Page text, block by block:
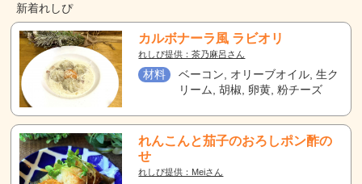
新着れしぴ
カルボナーラ風 ラビオリ
れしぴ提供：茶乃麻呂さん
材料
ベーコン, オリーブオイル, 生ク
リーム, 胡椒, 卵黄, 粉チーズ
れんこんと茄子のおろしポン酢の
せ
れしぴ提供：Meiさん